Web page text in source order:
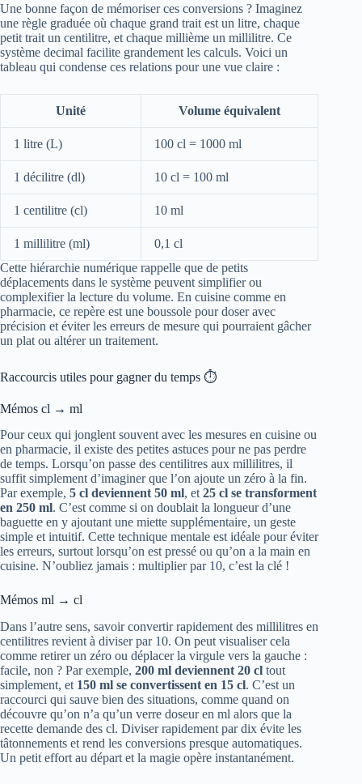
Une bonne façon de mémoriser ces conversions ? Imaginez
une règle graduée où chaque grand trait est un litre, chaque
petit trait un centilitre, et chaque millième un millilitre. Ce
système decimal facilite grandement les calculs. Voici un
tableau qui condense ces relations pour une vue claire :
Unité Volume équivalent
1 litre (L) 100 cl = 1000 ml
1 décilitre (dl) 10 cl = 100 ml
1 centilitre (cl) 10 ml
1 millilitre (ml)
0,1 cl
Cette hiérarchie numérique rappelle que de petits
déplacements dans le système peuvent simplifier ou
complexifier la lecture du volume. En cuisine comme en
pharmacie, ce repère est une boussole pour doser avec
précision et éviter les erreurs de mesure qui pourraient gâcher
un plat ou altérer un traitement.
Raccourcis utiles pour gagner du temps ⏱️
Mémos cl → ml
Pour ceux qui jonglent souvent avec les mesures en cuisine ou
en pharmacie, il existe des petites astuces pour ne pas perdre
de temps. Lorsqu’on passe des centilitres aux millilitres, il
suffit simplement d’imaginer que l’on ajoute un zéro à la fin.
Par exemple, 5 cl deviennent 50 ml, et 25 cl se transforment
en 250 ml. C’est comme si on doublait la longueur d’une
baguette en y ajoutant une miette supplémentaire, un geste
simple et intuitif. Cette technique mentale est idéale pour éviter
les erreurs, surtout lorsqu’on est pressé ou qu’on a la main en
cuisine. N’oubliez jamais : multiplier par 10, c’est la clé !
Mémos ml → cl
Dans l’autre sens, savoir convertir rapidement des millilitres en
centilitres revient à diviser par 10. On peut visualiser cela
comme retirer un zéro ou déplacer la virgule vers la gauche :
facile, non ? Par exemple, 200 ml deviennent 20 cl tout
simplement, et 150 ml se convertissent en 15 cl. C’est un
raccourci qui sauve bien des situations, comme quand on
découvre qu’on n’a qu’un verre doseur en ml alors que la
recette demande des cl. Diviser rapidement par dix évite les
tâtonnements et rend les conversions presque automatiques.
Un petit effort au départ et la magie opère instantanément.